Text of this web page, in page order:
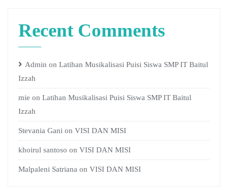
Recent Comments
Admin on Latihan Musikalisasi Puisi Siswa SMP IT Baitul
Izzah
mie on Latihan Musikalisasi Puisi Siswa SMP IT Baitul
Izzah
Stevania Gani on VISI DAN MISI
khoirul santoso on VISI DAN MISI
Malpaleni Satriana on VISI DAN MISI